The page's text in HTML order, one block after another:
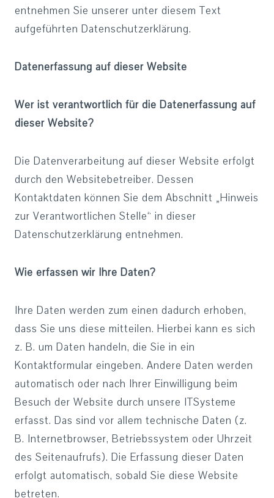
entnehmen Sie unserer unter diesem Text
aufgeführten Datenschutzerklärung.
Datenerfassung auf dieser Website
Wer ist verantwortlich für die Datenerfassung auf
dieser Website?
Die Datenverarbeitung auf dieser Website erfolgt
durch den Websitebetreiber. Dessen
Kontaktdaten können Sie dem Abschnitt „Hinweis
zur Verantwortlichen Stelle“ in dieser
Datenschutzerklärung entnehmen.
Wie erfassen wir Ihre Daten?
Ihre Daten werden zum einen dadurch erhoben,
dass Sie uns diese mitteilen. Hierbei kann es sich
z. B. um Daten handeln, die Sie in ein
Kontaktformular eingeben. Andere Daten werden
automatisch oder nach Ihrer Einwilligung beim
Besuch der Website durch unsere ITSysteme
erfasst. Das sind vor allem technische Daten (z.
B. Internetbrowser, Betriebssystem oder Uhrzeit
des Seitenaufrufs). Die Erfassung dieser Daten
erfolgt automatisch, sobald Sie diese Website
betreten.